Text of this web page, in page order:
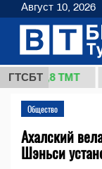
ГТСБТ
ТМТ
Общество
Ахалский
Шэньси
Август 10, 2026